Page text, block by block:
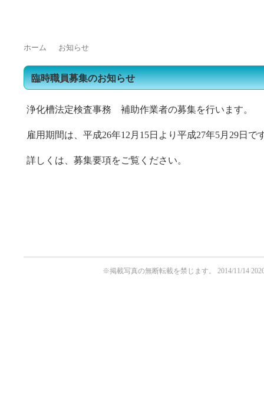
ホーム お知らせ
臨時職員募集のお知らせ
浄化槽法定検査事務 補助作業者の募集を行います。
雇用期間は、平成26年12月15日より平成27年5月29日で
詳しくは、募集要項をご覧ください。
※掲載写真の無断転載を禁じます。 2014/11/14